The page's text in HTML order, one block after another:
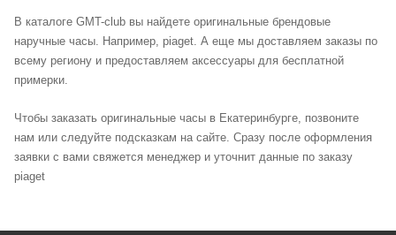
В каталоге GMT-club вы найдете оригинальные брендовые
наручные часы. Например, piaget. А еще мы доставляем заказы по
всему региону и предоставляем аксессуары для бесплатной
примерки.
Чтобы заказать оригинальные часы в Екатеринбурге, позвоните
нам или следуйте подсказкам на сайте. Сразу после оформления
заявки с вами свяжется менеджер и уточнит данные по заказу
piaget